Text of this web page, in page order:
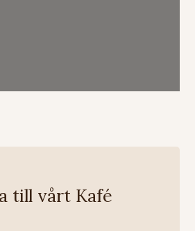
till vårt Kafé